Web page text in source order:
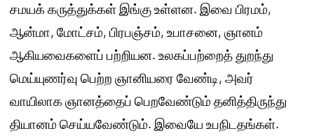
சமயக் கருத்துக்கள் இங்கு உள்ளன. இவை பிரமம்,
ஆன்மா, மோட்சம், பிரபஞ்சம், உபாசனை, ஞானம்
ஆகியவைகளைப் பற்றியன. உலகப்பற்றைத் துறந்து
மெய்யுணர்வு பெற்ற ஞானியரை வேண்டி, அவர்
வாயிலாக ஞானத்தைப் பெறவேண்டும் தனித்திருந்து
தியானம் செய்யவேண்டும். இவையே உபநிடதங்கள்.